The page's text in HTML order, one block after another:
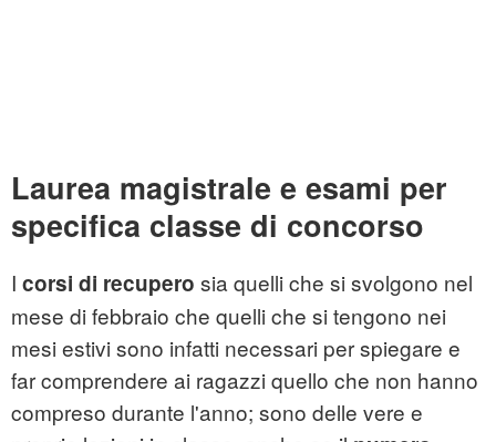
Laurea magistrale e esami per
specifica classe di concorso
I corsi di recupero sia quelli che si svolgono nel
mese di febbraio che quelli che si tengono nei
mesi estivi sono infatti necessari per spiegare e
far comprendere ai ragazzi quello che non hanno
compreso durante l'anno; sono delle vere e